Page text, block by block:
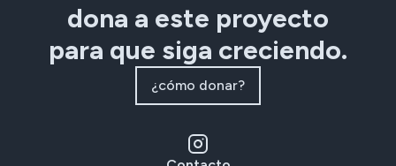
dona a este proyecto
para que siga creciendo.
¿cómo donar?